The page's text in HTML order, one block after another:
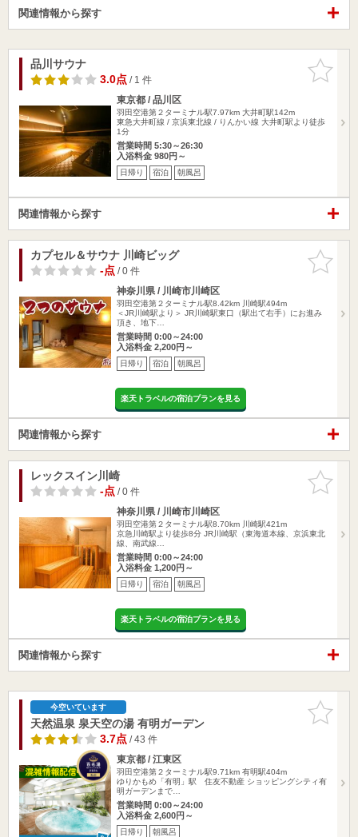
関連情報から探す
お気に入
りに追加
品川サウナ
3.0点/ 1 件
東京都 / 品川区
羽田空港第２ターミナル駅7.97km 大井町駅142m
東急大井町線 / 京浜東北線 / りんかい線 大井町駅より徒歩
1分
営業時間 5:30～26:30
入浴料金 980円～
日帰り 宿泊 朝風呂
関連情報から探す
お気に入
りに追加
カプセル＆サウナ 川崎ビッグ
-点/ 0 件
神奈川県 / 川崎市川崎区
羽田空港第２ターミナル駅8.42km
川崎駅494m
＜JR川崎駅より＞ JR川崎駅東口（駅出て右手）にお進み
頂き、地下…
営業時間 0:00～24:00
入浴料金 2,200円～
日帰り 宿泊 朝風呂
楽天トラベルの宿泊プランを見る
関連情報から探す
お気に入
りに追加
レックスイン川崎
-点/ 0 件
神奈川県 / 川崎市川崎区
羽田空港第２ターミナル駅8.70km
川崎駅421m
京急川崎駅より徒歩8分 JR川崎駅（東海道本線、京浜東北
線、南武線…
営業時間 0:00～24:00
入浴料金 1,200円～
日帰り 宿泊 朝風呂
楽天トラベルの宿泊プランを見る
関連情報から探す
お気に入
りに追加
今空いています
天然温泉 泉天空の湯 有明ガーデン
3.7点/ 43 件
東京都 / 江東区
羽田空港第２ターミナル駅9.71km 有明駅404m
ゆりかもめ「有明」駅 住友不動産 ショッピングシティ有
明ガーデンまで…
営業時間 0:00～24:00
入浴料金 2,600円～
日帰り 朝風呂